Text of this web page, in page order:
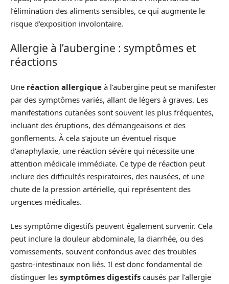
l’élimination des aliments sensibles, ce qui augmente le
risque d’exposition involontaire.
Allergie à l’aubergine : symptômes et
réactions
Une réaction allergique à l’aubergine peut se manifester
par des symptômes variés, allant de légers à graves. Les
manifestations cutanées sont souvent les plus fréquentes,
incluant des éruptions, des démangeaisons et des
gonflements. À cela s’ajoute un éventuel risque
d’anaphylaxie, une réaction sévère qui nécessite une
attention médicale immédiate. Ce type de réaction peut
inclure des difficultés respiratoires, des nausées, et une
chute de la pression artérielle, qui représentent des
urgences médicales.
Les symptôme digestifs peuvent également survenir. Cela
peut inclure la douleur abdominale, la diarrhée, ou des
vomissements, souvent confondus avec des troubles
gastro-intestinaux non liés. Il est donc fondamental de
distinguer les symptômes digestifs causés par l’allergie